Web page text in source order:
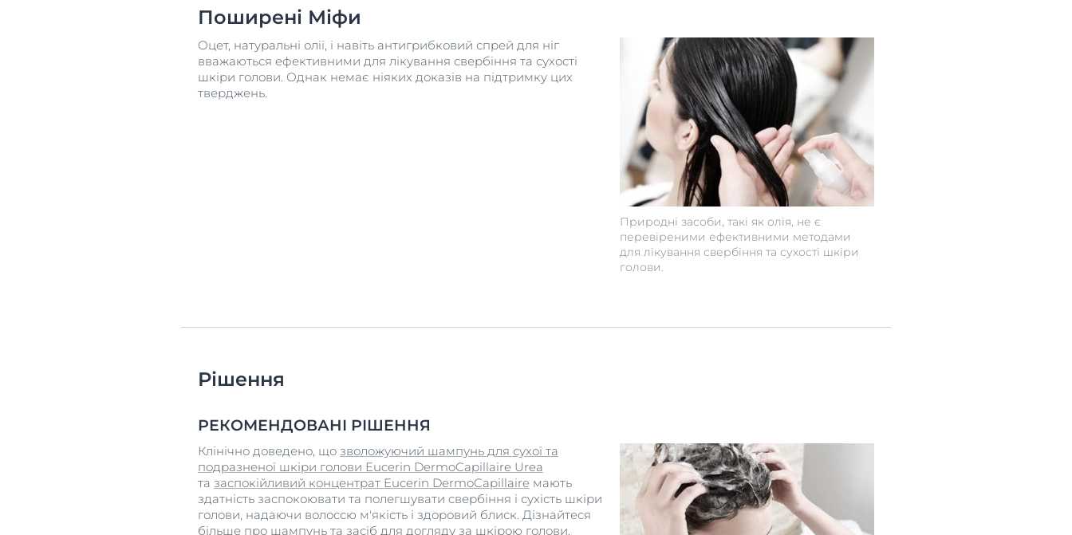
Поширені Міфи
Природні засоби, такі як олія, не є
перевіреними ефективними методами
для лікування свербіння та сухості шкіри
голови.
Оцет, натуральні олії, і навіть антигрибковий спрей для ніг
вважаються ефективними для лікування свербіння та сухості
шкіри голови. Однак немає ніяких доказів на підтримку цих
тверджень.
Рішення
РЕКОМЕНДОВАНІ РІШЕННЯ
Клінічно доведено, що зволожуючий шампунь для сухої та
подразненої шкіри голови Eucerin DermoCapillaire Urea
та заспокійливий концентрат Eucerin DermoCapillaire мають
здатність заспокоювати та полегшувати свербіння і сухість шкіри
голови, надаючи волоссю м'якість і здоровий блиск. Дізнайтеся
більше про шампунь та засіб для догляду за шкірою голови.